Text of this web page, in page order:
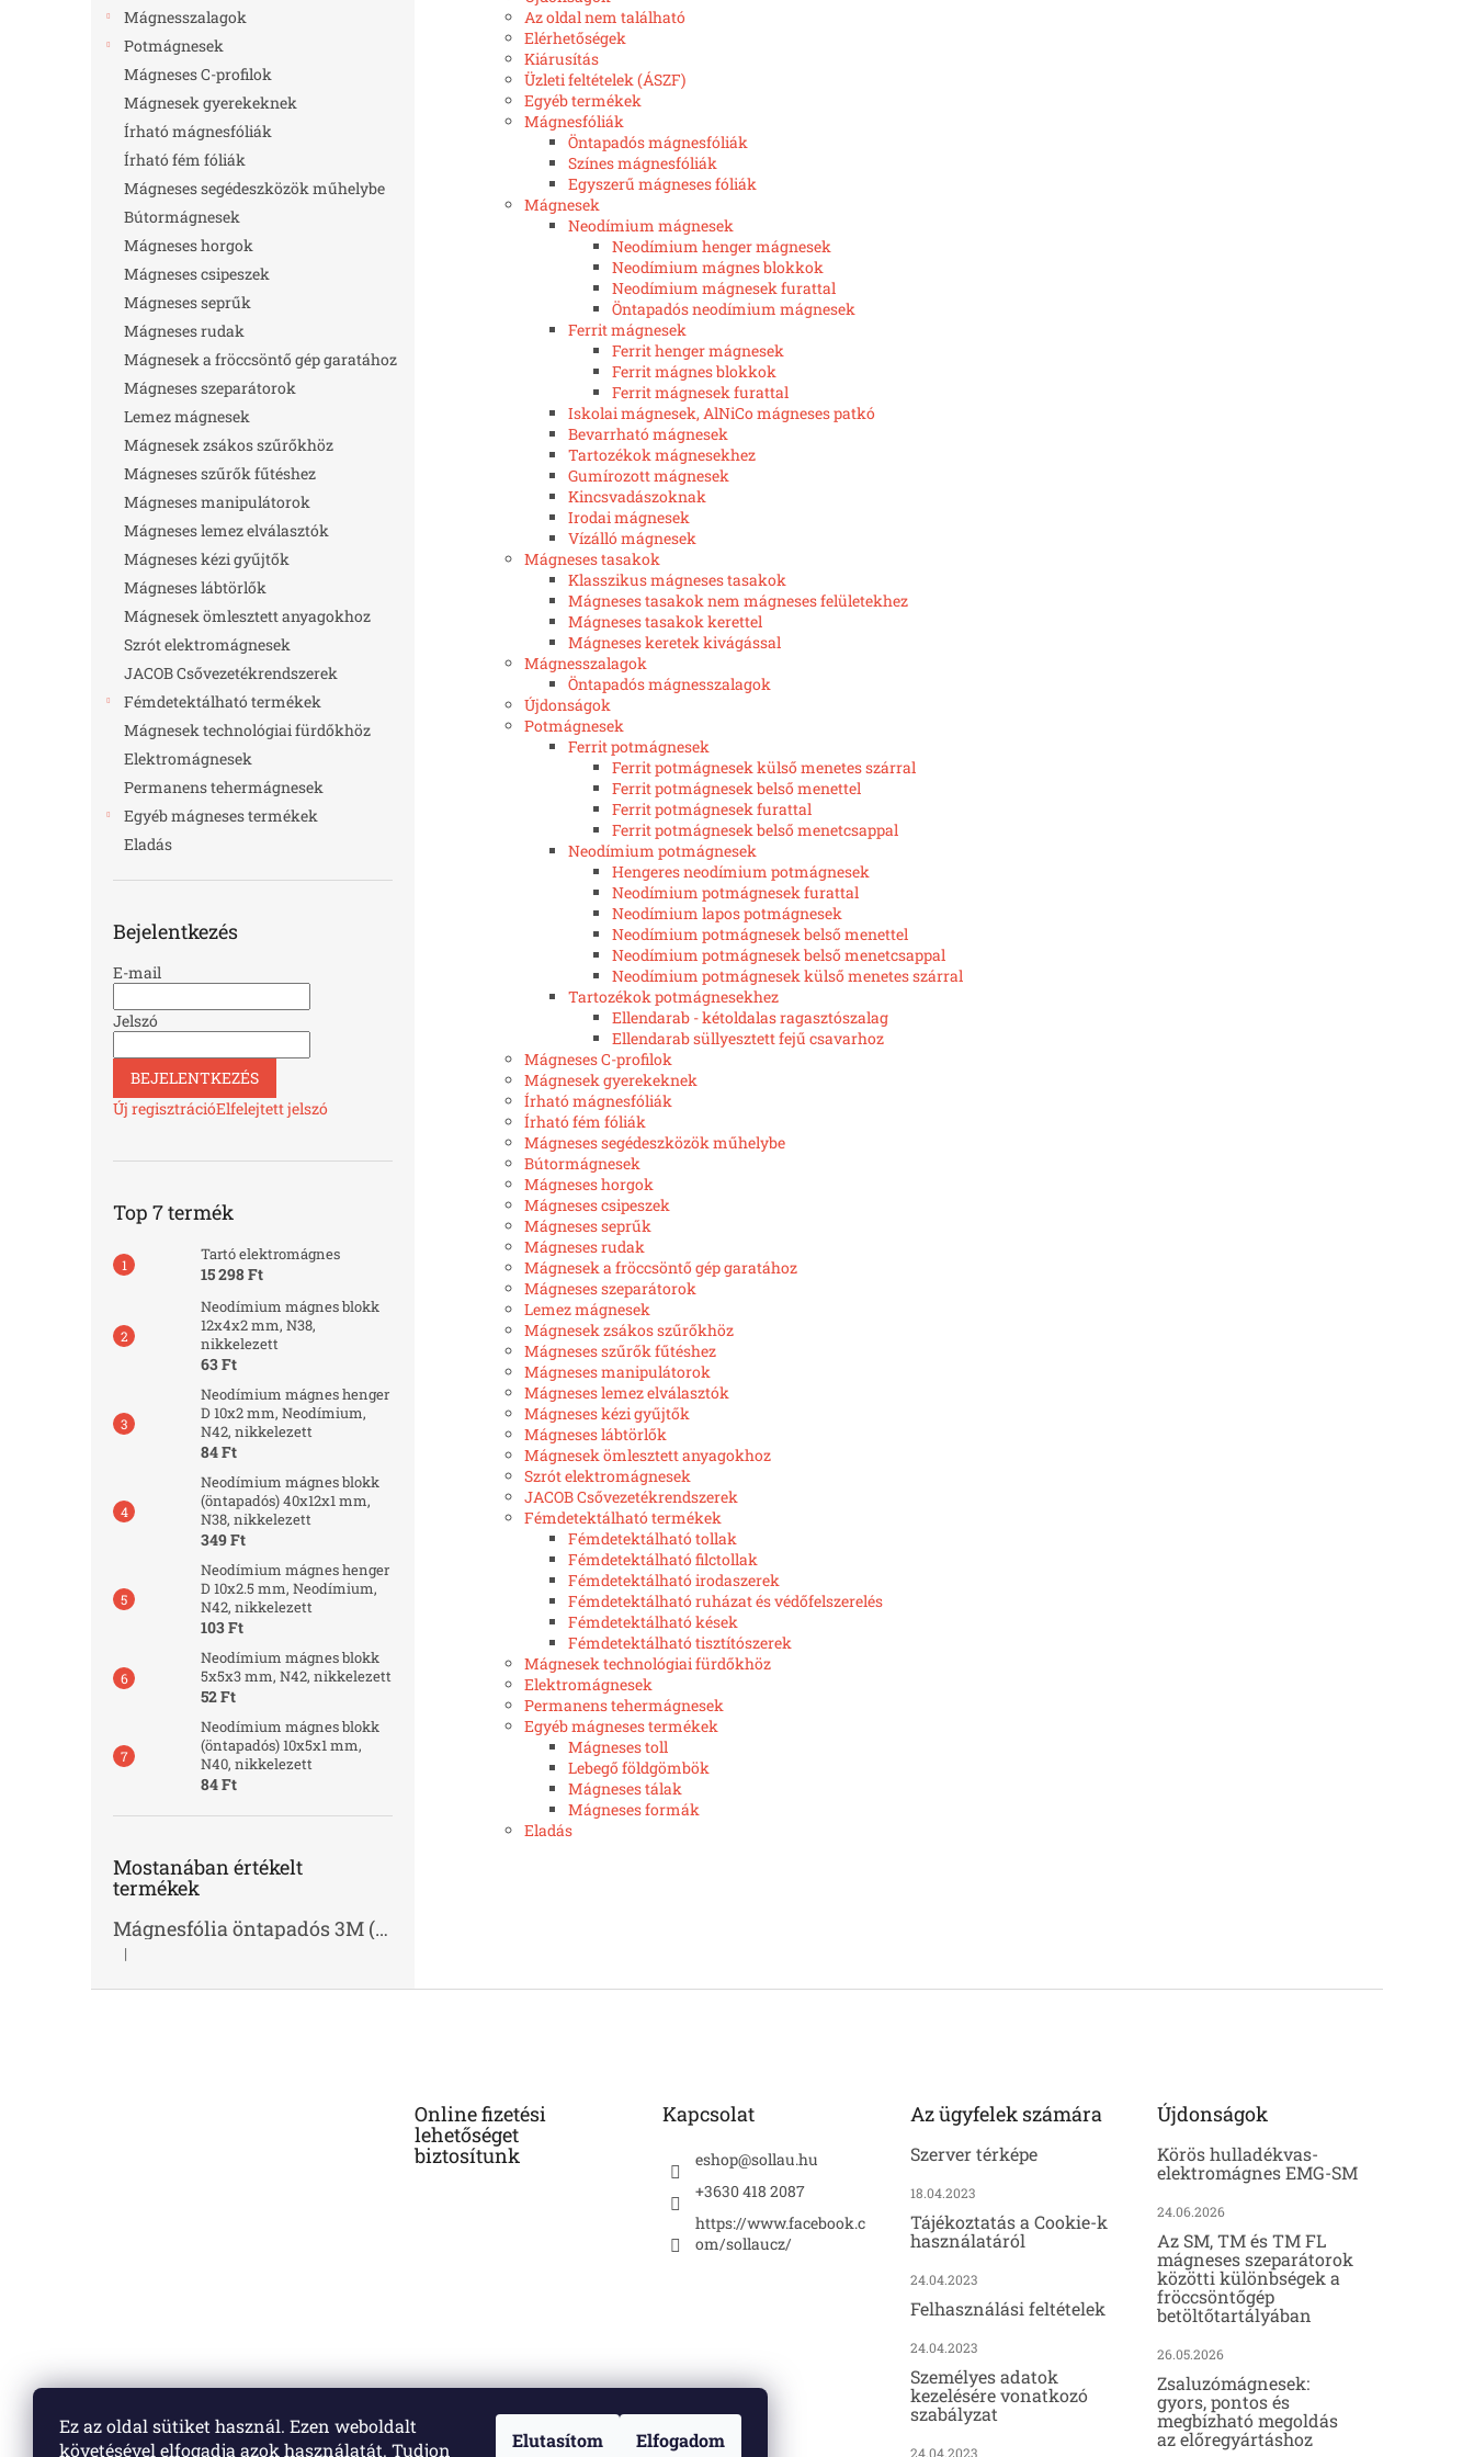
Ez az oldal sütiket használ. Ezen weboldalt
követésével elfogadja azok használatát. Tudjon
Elutasítom Elfogadom
Mágnesszalagok
Potmágnesek
Mágneses C-profilok
Mágnesek gyerekeknek
Írható mágnesfóliák
Írható fém fóliák
Mágneses segédeszközök műhelybe
Bútormágnesek
Mágneses horgok
Mágneses csipeszek
Mágneses seprűk
Mágneses rudak
Mágnesek a fröccsöntő gép garatához
Mágneses szeparátorok
Lemez mágnesek
Mágnesek zsákos szűrőkhöz
Mágneses szűrők fűtéshez
Mágneses manipulátorok
Mágneses lemez elválasztók
Mágneses kézi gyűjtők
Mágneses lábtörlők
Mágnesek ömlesztett anyagokhoz
Szrót elektromágnesek
JACOB Csővezetékrendszerek
Fémdetektálható termékek
Mágnesek technológiai fürdőkhöz
Elektromágnesek
Permanens tehermágnesek
Egyéb mágneses termékek
Eladás
Bejelentkezés
E-mail
Jelszó
BEJELENTKEZÉS
Új regisztrációElfelejtett jelszó
Top 7 termék
Tartó elektromágnes
15 298 Ft
Neodímium mágnes blokk
12x4x2 mm, N38,
nikkelezett
63 Ft
Neodímium mágnes henger
D 10x2 mm, Neodímium,
N42, nikkelezett
84 Ft
Neodímium mágnes blokk
(öntapadós) 40x12x1 mm,
N38, nikkelezett
349 Ft
Neodímium mágnes henger
D 10x2.5 mm, Neodímium,
N42, nikkelezett
103 Ft
Neodímium mágnes blokk
5x5x3 mm, N42, nikkelezett
52 Ft
Neodímium mágnes blokk
(öntapadós) 10x5x1 mm,
N40, nikkelezett
84 Ft
Mostanában értékelt
termékek
Mágnesfólia öntapadós 3M (vastagság 1.0 mm)
A termék értékelése 5-ből 2 csillag.
|
Az oldal nem található
Elérhetőségek
Kiárusítás
Üzleti feltételek (ÁSZF)
Egyéb termékek
Mágnesfóliák
Öntapadós mágnesfóliák
Színes mágnesfóliák
Egyszerű mágneses fóliák
Mágnesek
Neodímium mágnesek
Neodímium henger mágnesek
Neodímium mágnes blokkok
Neodímium mágnesek furattal
Öntapadós neodímium mágnesek
Ferrit mágnesek
Ferrit henger mágnesek
Ferrit mágnes blokkok
Ferrit mágnesek furattal
Iskolai mágnesek, AlNiCo mágneses patkó
Bevarrható mágnesek
Tartozékok mágnesekhez
Gumírozott mágnesek
Kincsvadászoknak
Irodai mágnesek
Vízálló mágnesek
Mágneses tasakok
Klasszikus mágneses tasakok
Mágneses tasakok nem mágneses felületekhez
Mágneses tasakok kerettel
Mágneses keretek kivágással
Mágnesszalagok
Öntapadós mágnesszalagok
Újdonságok
Potmágnesek
Ferrit potmágnesek
Ferrit potmágnesek külső menetes szárral
Ferrit potmágnesek belső menettel
Ferrit potmágnesek furattal
Ferrit potmágnesek belső menetcsappal
Neodímium potmágnesek
Hengeres neodímium potmágnesek
Neodímium potmágnesek furattal
Neodímium lapos potmágnesek
Neodímium potmágnesek belső menettel
Neodímium potmágnesek belső menetcsappal
Neodímium potmágnesek külső menetes szárral
Tartozékok potmágnesekhez
Ellendarab - kétoldalas ragasztószalag
Ellendarab süllyesztett fejű csavarhoz
Mágneses C-profilok
Mágnesek gyerekeknek
Írható mágnesfóliák
Írható fém fóliák
Mágneses segédeszközök műhelybe
Bútormágnesek
Mágneses horgok
Mágneses csipeszek
Mágneses seprűk
Mágneses rudak
Mágnesek a fröccsöntő gép garatához
Mágneses szeparátorok
Lemez mágnesek
Mágnesek zsákos szűrőkhöz
Mágneses szűrők fűtéshez
Mágneses manipulátorok
Mágneses lemez elválasztók
Mágneses kézi gyűjtők
Mágneses lábtörlők
Mágnesek ömlesztett anyagokhoz
Szrót elektromágnesek
JACOB Csővezetékrendszerek
Fémdetektálható termékek
Fémdetektálható tollak
Fémdetektálható filctollak
Fémdetektálható irodaszerek
Fémdetektálható ruházat és védőfelszerelés
Fémdetektálható kések
Fémdetektálható tisztítószerek
Mágnesek technológiai fürdőkhöz
Elektromágnesek
Permanens tehermágnesek
Egyéb mágneses termékek
Mágneses toll
Lebegő földgömbök
Mágneses tálak
Mágneses formák
Eladás
Online fizetési
lehetőséget
biztosítunk
Kapcsolat
eshop@sollau.hu
+3630 418 2087
https://www.facebook.c
om/sollaucz/
Az ügyfelek számára
Szerver térképe
18.04.2023
Tájékoztatás a Cookie-k
használatáról
24.04.2023
Felhasználási feltételek
24.04.2023
Személyes adatok
kezelésére vonatkozó
szabályzat
24.04.2023
Újdonságok
Körös hulladékvas-
elektromágnes EMG-SM
24.06.2026
Az SM, TM és TM FL
mágneses szeparátorok
közötti különbségek a
fröccsöntőgép
betöltőtartályában
26.05.2026
Zsaluzómágnesek:
gyors, pontos és
megbízható megoldás
az előregyártáshoz